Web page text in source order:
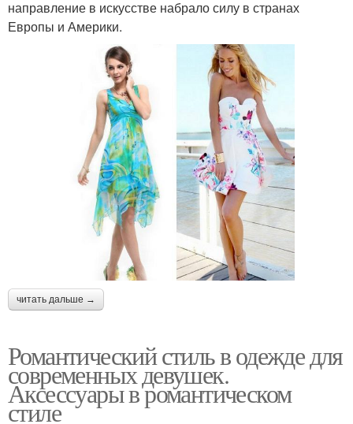
направление в искусстве набрало силу в странах
Европы и Америки.
читать дальше →
Романтический стиль в одежде для
современных девушек.
Аксессуары в романтическом
стиле